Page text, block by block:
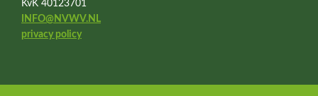
KvK 40123701
INFO@NVWV.NL
privacy policy